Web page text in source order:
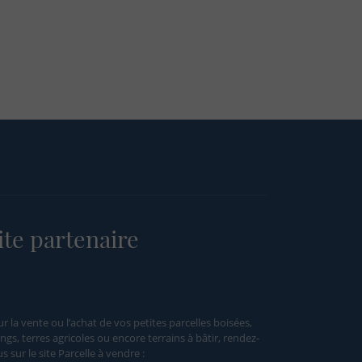
partenaire
la vente ou l’achat de vos petites parcelles boisées,
terres agricoles ou encore terrains à bâtir, rendez-
sur le site Parcelle à vendre :